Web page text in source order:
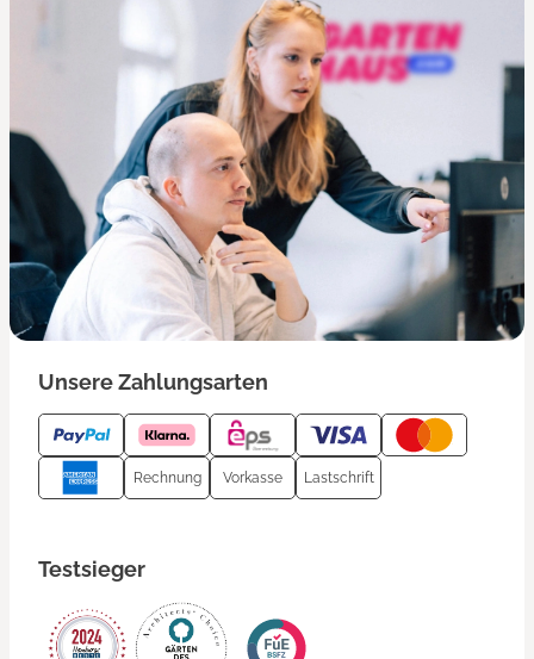
Unsere Zahlungsarten
Rechnung Vorkasse Lastschrift
Testsieger